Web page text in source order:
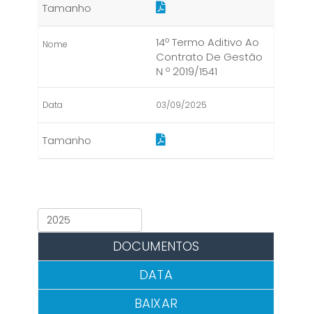
14º Termo Aditivo Ao
Contrato De Gestão
N º 2019/1541
03/09/2025
DOCUMENTOS
DATA
BAIXAR